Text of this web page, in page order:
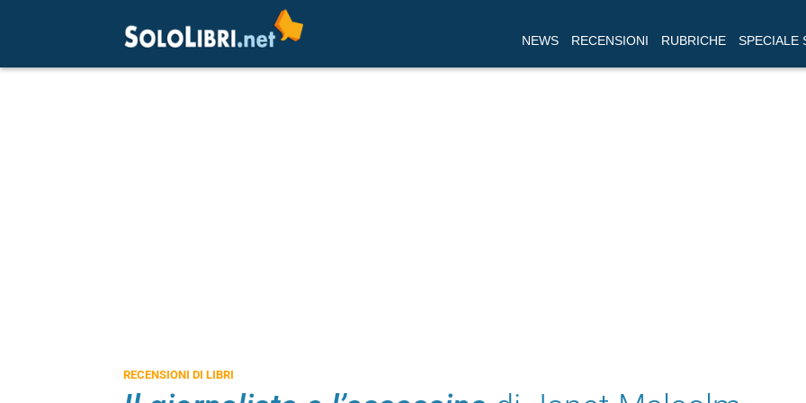
NEWS RECENSIONI RUBRICHE SPECIALE
RECENSIONI DI LIBRI